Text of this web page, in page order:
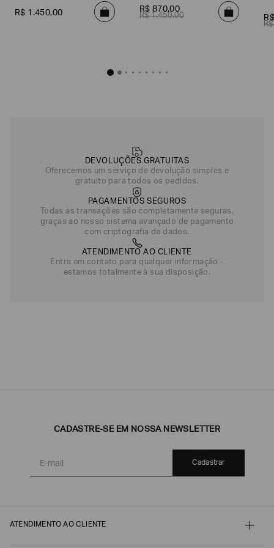
R$ 1 .450,00 R$ 870,00
R$ 1.450,00
R$
DEVOLUÇÕES GRATUITAS
Oferecemos um serviço de devolução simples e
gratuito para todos os pedidos.
PAGAMENTOS SEGUROS
Todas as transações são completamente seguras,
graças ao nosso sistema avançado de pagamento
com criptografia de dados.
ATENDIMENTO AO CLIENTE
Entre em contato para qualquer informação -
estamos totalmente à sua disposição.
CADASTRE-SE EM NOSSA NEWSLETTER
Cadastrar
ATENDIMENTO AO CLIENTE